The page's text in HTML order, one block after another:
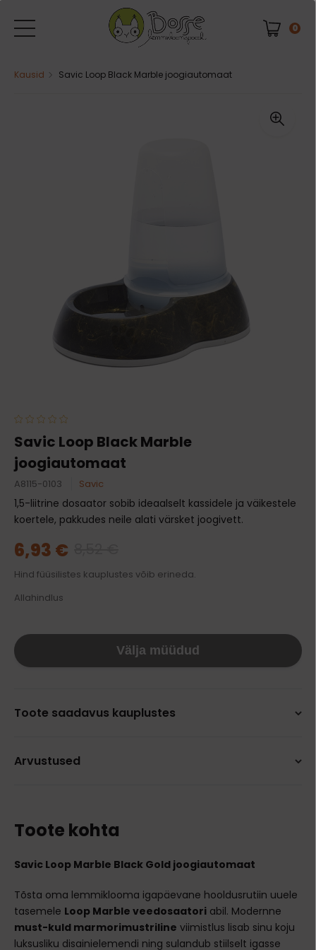
0
Kausid Savic Loop Black Marble joogiautomaat
Savic Loop Black Marble
joogiautomaat
A8115-0103 Savic
1,5-liitrine dosaator sobib ideaalselt kassidele ja väikestele
koertele, pakkudes neile alati värsket joogivett.
6,93 €
Hind füüsilistes kauplustes võib erineda.
Allahindlus
Välja müüdud
Toote saadavus kauplustes
Arvustused
Toote kohta
Savic Loop Marble Black Gold joogiautomaat
Tõsta oma lemmiklooma igapäevane hooldusrutiin uuele
tasemele Loop Marble veedosaatori abil. Modernne
must-kuld marmorimustriline viimistlus lisab sinu koju
luksusliku disainielemendi ning sulandub stiilselt igasse